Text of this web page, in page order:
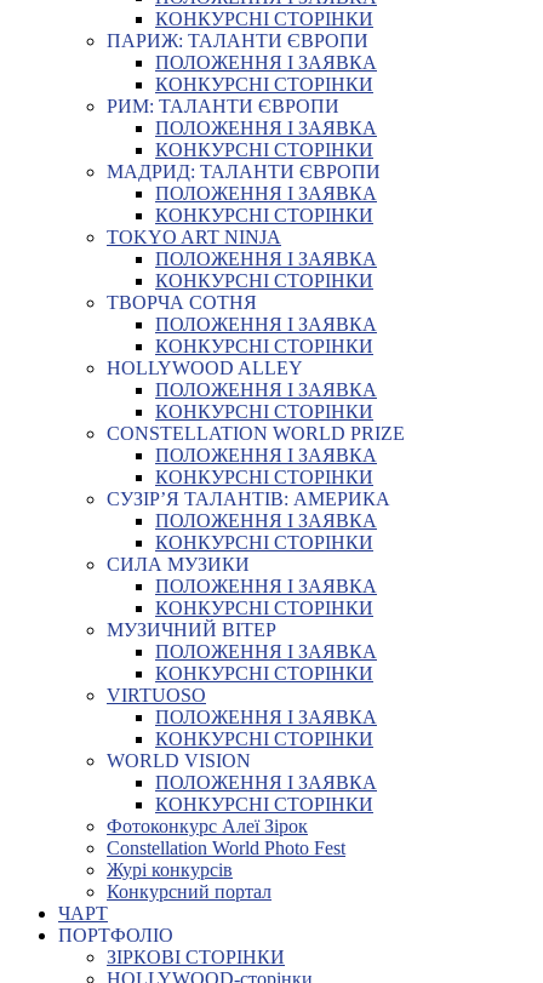
КОНКУРСНІ СТОРІНКИ
ПАРИЖ: ТАЛАНТИ ЄВРОПИ
ПОЛОЖЕННЯ І ЗАЯВКА
КОНКУРСНІ СТОРІНКИ
РИМ: ТАЛАНТИ ЄВРОПИ
ПОЛОЖЕННЯ І ЗАЯВКА
КОНКУРСНІ СТОРІНКИ
МАДРИД: ТАЛАНТИ ЄВРОПИ
ПОЛОЖЕННЯ І ЗАЯВКА
КОНКУРСНІ СТОРІНКИ
TOKYO ART NINJA
ПОЛОЖЕННЯ І ЗАЯВКА
КОНКУРСНІ СТОРІНКИ
ТВОРЧА СОТНЯ
ПОЛОЖЕННЯ І ЗАЯВКА
КОНКУРСНІ СТОРІНКИ
HOLLYWOOD ALLEY
ПОЛОЖЕННЯ І ЗАЯВКА
КОНКУРСНІ СТОРІНКИ
CONSTELLATION WORLD PRIZE
ПОЛОЖЕННЯ І ЗАЯВКА
КОНКУРСНІ СТОРІНКИ
СУЗІР’Я ТАЛАНТІВ: АМЕРИКА
ПОЛОЖЕННЯ І ЗАЯВКА
КОНКУРСНІ СТОРІНКИ
СИЛА МУЗИКИ
ПОЛОЖЕННЯ І ЗАЯВКА
КОНКУРСНІ СТОРІНКИ
МУЗИЧНИЙ ВІТЕР
ПОЛОЖЕННЯ І ЗАЯВКА
КОНКУРСНІ СТОРІНКИ
VIRTUOSO
ПОЛОЖЕННЯ І ЗАЯВКА
КОНКУРСНІ СТОРІНКИ
WORLD VISION
ПОЛОЖЕННЯ І ЗАЯВКА
КОНКУРСНІ СТОРІНКИ
Фотоконкурс Алеї Зірок
Constellation World Photo Fest
Журі конкурсів
Конкурсний портал
ЧАРТ
ПОРТФОЛІО
ЗІРКОВІ СТОРІНКИ
HOLLYWOOD-сторінки